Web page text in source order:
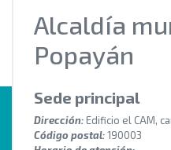
Alcaldía
Popayán
Sede principal
Dirección: Edificio el CAM,
Código postal:190003